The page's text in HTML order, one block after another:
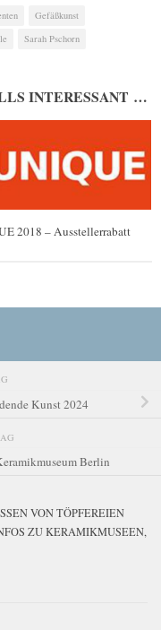
Gefäßkunst
Sarah Pschorn
INTERESSANT …
2018 – Ausstellerrabatt
Kunst 2024
Berlin
VON TÖPFEREIEN
ZU KERAMIKMUSEEN,